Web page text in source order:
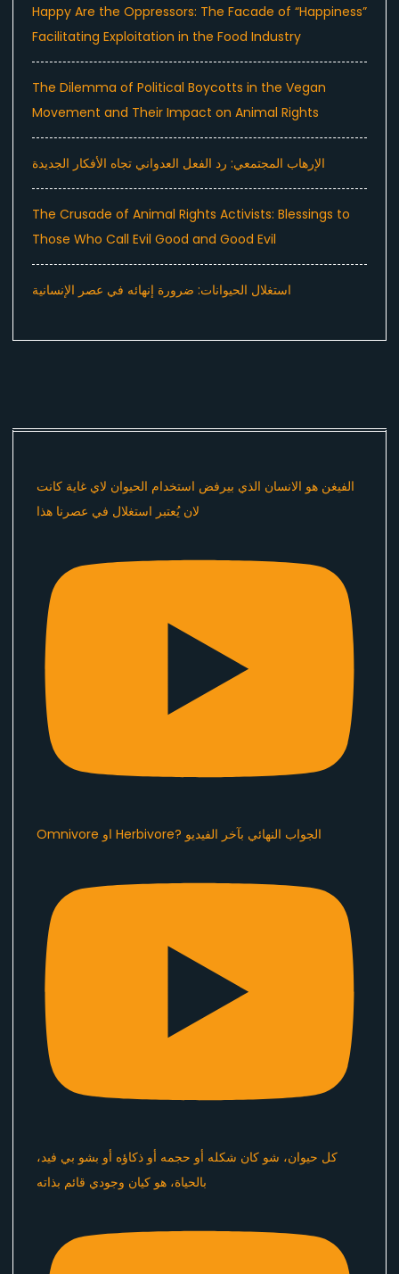
Happy Are the Oppressors: The Facade of “Happiness”
Facilitating Exploitation in the Food Industry
The Dilemma of Political Boycotts in the Vegan
Movement and Their Impact on Animal Rights
الإرهاب المجتمعي: رد الفعل العدواني تجاه الأفكار الجديدة
The Crusade of Animal Rights Activists: Blessings to
Those Who Call Evil Good and Good Evil
استغلال الحيوانات: ضرورة إنهائه في عصر الإنسانية
الفيغن هو الانسان الذي بيرفض استخدام الحيوان لاي غاية كانت
Omnivore او Herbivore? الجواب النهائي بآخر الفيديو
كل حيوان، شو كان شكله أو حجمه أو ذكاؤه أو بشو بي فيد،
بالحياة، هو كيان وجودي قائم بذاته